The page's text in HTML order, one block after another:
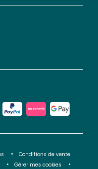
Conditions de vente
Gérer mes cookies